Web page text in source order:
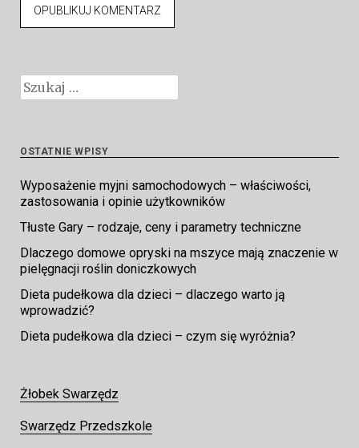
Szukaj:
OSTATNIE WPISY
Wyposażenie myjni samochodowych – właściwości,
zastosowania i opinie użytkowników
Tłuste Gary – rodzaje, ceny i parametry techniczne
Dlaczego domowe opryski na mszyce mają znaczenie w
pielęgnacji roślin doniczkowych
Dieta pudełkowa dla dzieci – dlaczego warto ją
wprowadzić?
Dieta pudełkowa dla dzieci – czym się wyróżnia?
Żłobek Swarzędz
Swarzędz Przedszkole